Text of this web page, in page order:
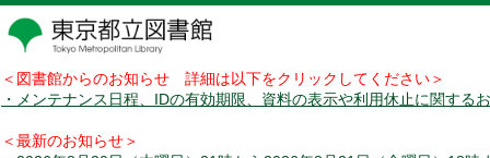
＜図書館からのお知らせ 詳細は以下をクリックしてください＞
・メンテナンス日程、IDの有効期限、資料の表示や利用休止に関する
＜最新のお知らせ＞